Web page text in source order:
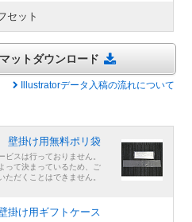
セット
ットダウンロード
Illustratorデータ入稿の流れについて
壁掛け用無料ポリ袋
スは行っておりません。
って決まっているため、ご
ただくことはできません。
掛け用ギフトケース